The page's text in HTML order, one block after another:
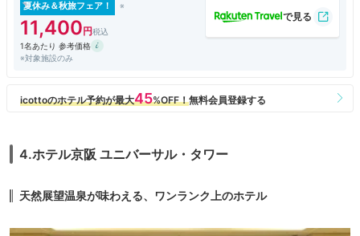
夏休み＆秋旅フェア！
11,400
1名あたり 参考価格
※対象施設のみ
4.ホテル京阪 ユニバーサル・タワー
天然展望温泉が味わえる、ワンランク上のホテル